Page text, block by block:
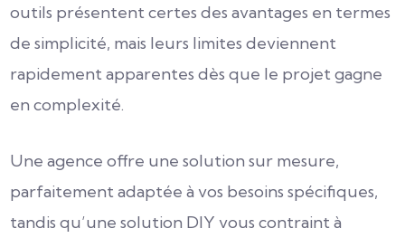
outils présentent certes des avantages en termes
de simplicité, mais leurs limites deviennent
rapidement apparentes dès que le projet gagne
en complexité.
Une agence offre une solution sur mesure,
parfaitement adaptée à vos besoins spécifiques,
tandis qu’une solution DIY vous contraint à